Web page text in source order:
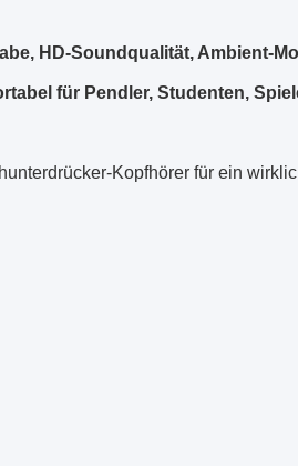
HD-Soundqualität, Ambient-
für Pendler, Studenten,
Kopfhörer für ein